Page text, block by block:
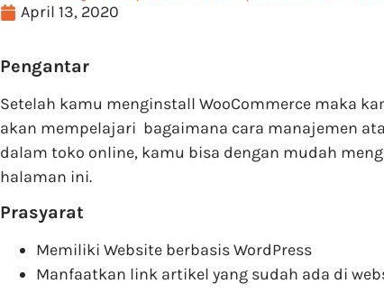
April 13, 2020
Pengantar
Setelah kamu menginstall WooCommerce maka
akan mempelajari bagaimana cara manajemen
dalam toko online, kamu bisa dengan mudah
halaman ini.
Prasyarat
Memiliki Website berbasis WordPress
Manfaatkan link artikel yang sudah ada di